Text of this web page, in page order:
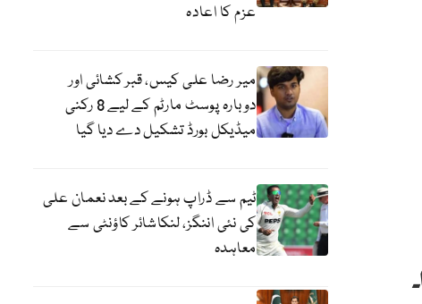
عزم کا اعادہ
میر رضا علی کیس، قبر کشائی اور
دوبارہ پوسٹ مارٹم کے لیے 8 رکنی
میڈیکل بورڈ تشکیل دے دیا گیا
ٹیم سے ڈراپ ہونے کے بعد نعمان علی
کی نئی اننگز، لنکاشائر کاؤنٹی سے
معاہدہ